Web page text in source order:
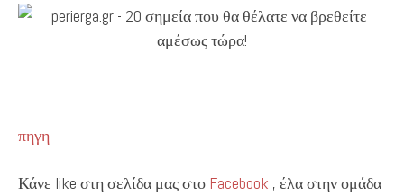
πηγη
Κάνε like στη σελίδα μας στο Facebook , έλα στην ομάδα